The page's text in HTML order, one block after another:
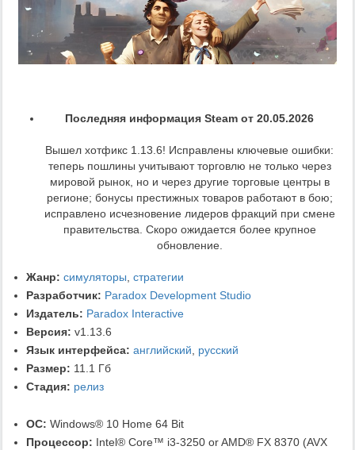
Последняя информация Steam от 20.05.2026
Вышел хотфикс 1.13.6! Исправлены ключевые ошибки:
теперь пошлины учитывают торговлю не только через
мировой рынок, но и через другие торговые центры в
регионе; бонусы престижных товаров работают в бою;
исправлено исчезновение лидеров фракций при смене
правительства. Скоро ожидается более крупное
обновление.
Жанр: симуляторы, стратегии
Разработчик: Paradox Development Studio
Издатель: Paradox Interactive
Версия: v1.13.6
Язык интерфейса: английский, русский
Размер: 11.1 Гб
Стадия: релиз
ОС: Windows® 10 Home 64 Bit
Процессор: Intel® Core™ i3-3250 or AMD® FX 8370 (AVX